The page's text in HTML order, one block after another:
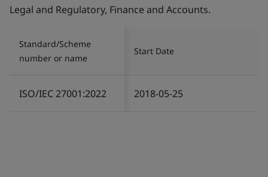
Legal and Regulatory, Finance and Accounts.
Standard/Scheme
number or name
Start Date
ISO/IEC 27001:2022 2018-05-25